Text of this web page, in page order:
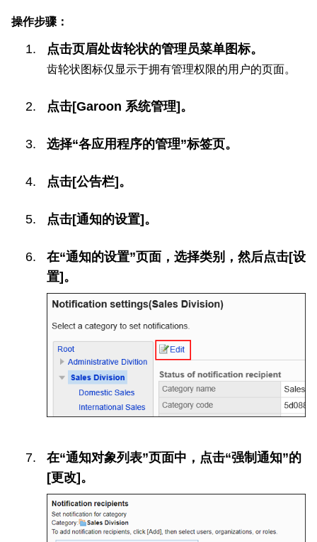
操作步骤：
点击页眉处齿轮状的管理员菜单图标。
齿轮状图标仅显示于拥有管理权限的用户的页面。
点击[Garoon 系统管理]。
选择“各应用程序的管理”标签页。
点击[公告栏]。
点击[通知的设置]。
在“通知的设置”页面，选择类别，然后点击[设
置]。
在“通知对象列表”页面中，点击“强制通知”的
[更改]。